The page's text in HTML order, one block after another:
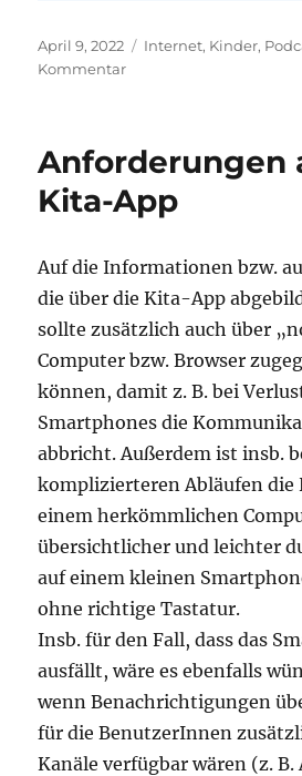
Veröffentlicht
am
April 9, 2022 Kategorien
Internet, Kinder,
Kommentarzu
als
Anforderungen
Kita-App
Auf die Informationen bzw.
die über die Kita-App
sollte zusätzlich auch über
Computer bzw. Browser
können, damit z. B. bei
Smartphones die
abbricht. Außerdem ist insb.
komplizierteren Abläufen die
einem herkömmlichen
übersichtlicher und leichter
auf einem kleinen
ohne richtige Tastatur.
Insb. für den Fall, dass das
ausfällt, wäre es ebenfalls
wenn Benachrichtigungen
für die BenutzerInnen
Kanäle verfügbar wären (z. B.